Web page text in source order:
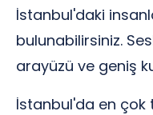
İstanbul'daki
bulunabilirsiniz.
arayüzü ve geniş
İstanbul'da en çok